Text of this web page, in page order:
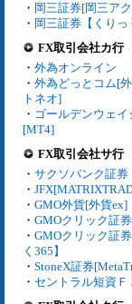
・ 岡三証券[岡三ア
・ 岡三証券【くりっ
FX取引会社カ行
・ 外為オンライン
・ 外為どっとコム[
トネオ]
・ ゴールデンウェイ
[MT4]
FX取引会社サ行
・ サクソバンク証券
・
・ GMO外貨[外貨ex]
・ GMOクリック証
・ GMOクリック証
く365】
・ StoneX証券
・ セントラル短資Ｆ